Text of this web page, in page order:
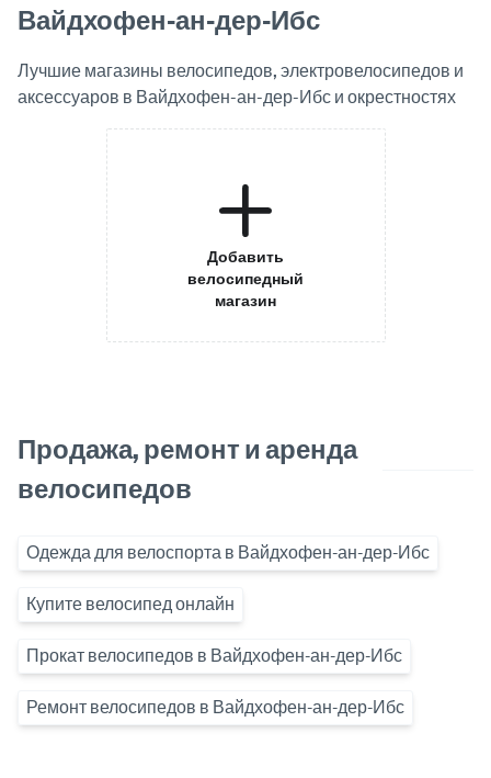
Вайдхофен-ан-дер-Ибс
Лучшие магазины велосипедов, электровелосипедов и
аксессуаров в Вайдхофен-ан-дер-Ибс и окрестностях
Добавить
велосипедный
магазин
Продажа, ремонт и аренда
велосипедов
Одежда для велоспорта в Вайдхофен-ан-дер-Ибс
Купите велосипед онлайн
Прокат велосипедов в Вайдхофен-ан-дер-Ибс
Ремонт велосипедов в Вайдхофен-ан-дер-Ибс